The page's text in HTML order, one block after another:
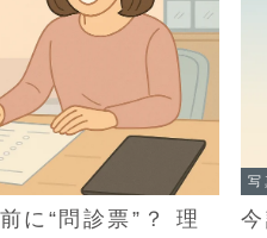
に“問診票”？ 理
写